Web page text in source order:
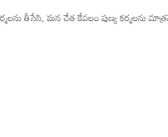
తీసేసి, మన చేత కేవలం పుణ్య కర్మలను